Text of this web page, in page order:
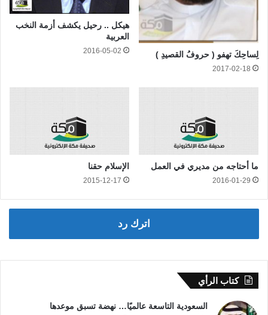
لِساحِكَ تهفو ( حروفُ القصيدِ )
2017-02-18
هيكل .. رحيل يكشف أزمة النخب
العربية
2016-05-02
ما أحتاجه من مديري في العمل
2016-01-29
الإسلام حقنا
2015-12-17
اترك رد
كتاب الرأي
السعودية التاسعة عالميًا… نهضة تسبق موعدها